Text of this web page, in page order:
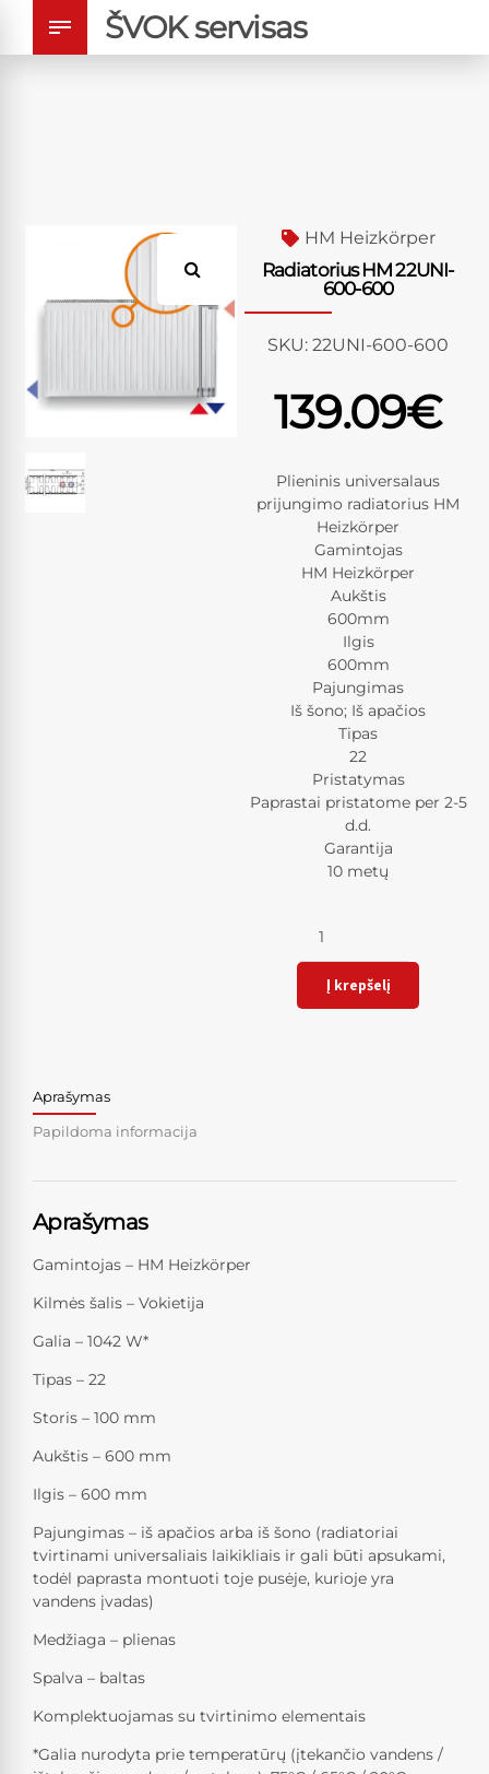
ŠVOK servisas
HM Heizkörper
Radiatorius HM 22UNI-
600-600
SKU: 22UNI-600-600
139.09€
Plieninis universalaus
prijungimo radiatorius HM
Heizkörper
Gamintojas
HM Heizkörper
Aukštis
600mm
Ilgis
600mm
Pajungimas
Iš šono; Iš apačios
Tipas
22
Pristatymas
Paprastai pristatome per 2-5
d.d.
Garantija
10 metų
Į krepšelį
Aprašymas
Papildoma informacija
Aprašymas
Gamintojas – HM Heizkörper
Kilmės šalis – Vokietija
Galia – 1042 W*
Tipas – 22
Storis – 100 mm
Aukštis – 600 mm
Ilgis – 600 mm
Pajungimas – iš apačios arba iš šono (radiatoriai
tvirtinami universaliais laikikliais ir gali būti apsukami,
todėl paprasta montuoti toje pusėje, kurioje yra
vandens įvadas)
Medžiaga – plienas
Spalva – baltas
Komplektuojamas su tvirtinimo elementais
*Galia nurodyta prie temperatūrų (įtekančio vandens /